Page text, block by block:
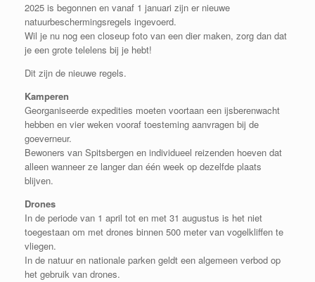
2025 is begonnen en vanaf 1 januari zijn er nieuwe
natuurbeschermingsregels ingevoerd.
Wil je nu nog een closeup foto van een dier maken, zorg dan dat
je een grote telelens bij je hebt!
Dit zijn de nieuwe regels.
Kamperen
Georganiseerde expedities moeten voortaan een ijsberenwacht
hebben en vier weken vooraf toesteming aanvragen bij de
goeverneur.
Bewoners van Spitsbergen en individueel reizenden hoeven dat
alleen wanneer ze langer dan één week op dezelfde plaats
blijven.
Drones
In de periode van 1 april tot en met 31 augustus is het niet
toegestaan ​​om met drones binnen 500 meter van vogelkliffen te
vliegen.
In de natuur en nationale parken geldt een algemeen verbod op
het gebruik van drones.